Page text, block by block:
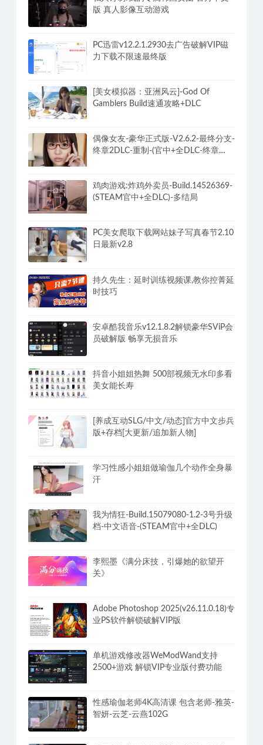
版 真人影像互动游戏
PC迅雷v12.2.1.2930去广告破解VIP磁
力下载不限速最终版
[美女模拟器：亚洲风云]-God Of
Gamblers Build速通攻略+DLC
偶像女友-豪华正式版-V2.6.2-最终分支-
终章2DLC-重制-(官中+全DLC-终章
鸡肉游戏:炸鸡外卖员-Build.14526369-
(STEAM官中+全DLC)-多结局
PC美女爬取下载网站妹子写真春节2.10
日最新v2.8
持久先生：延时训练视频课,教你控菁延
时技巧
安卓酷我音乐v12.1.8.2解锁豪华SViP会
员破解版 畅享无损音乐
抖音小姐姐热舞 500部视频无水印多看
美女能长寿
[养成互动SLG/中文/动态]官方中文步兵
版+存档[大更新/追加新人物]
学习性感小姐姐做瑜伽几个动作全身暴
汗
我为情狂-Build.15079080-1.2-3号升级
档-中文语音-(STEAM官中+全DLC)
李熙墨《满分床技，引爆她的欲望开
关》
Adobe Photoshop 2025(v26.11.0.18)专
业PS软件解锁破解VIP版
单机游戏修改器WeModWand支持
2500+游戏 解锁VIP专业版付费功能
性感瑜伽老师4K高清课 包含老师-雅英-
智妍-云芝-云燕102G